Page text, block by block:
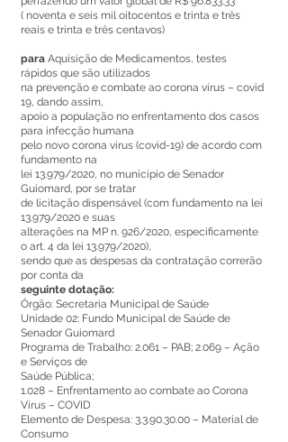
( noventa e seis mil oitocentos e trinta e três
reais e trinta e três centavos)
para Aquisição de Medicamentos, testes
rápidos que são utilizados
na prevenção e combate ao corona vírus – covid
19, dando assim,
apoio a população no enfrentamento dos casos
para infecção humana
pelo novo corona vírus (covid-19) de acordo com
fundamento na
lei 13.979/2020, no município de Senador
Guiomard, por se tratar
de licitação dispensável (com fundamento na lei
13.979/2020 e suas
alterações na MP n. 926/2020, especificamente
o art. 4 da lei 13.979/2020),
sendo que as despesas da contratação correrão
por conta da
seguinte dotação:
Órgão: Secretaria Municipal de Saúde
Unidade 02: Fundo Municipal de Saúde de
Senador Guiomard
Programa de Trabalho: 2.061 – PAB; 2.069 – Ação
e Serviços de
Saúde Pública;
1.028 – Enfrentamento ao combate ao Corona
Vírus – COVID
Elemento de Despesa: 3.3.90.30.00 – Material de
Consumo